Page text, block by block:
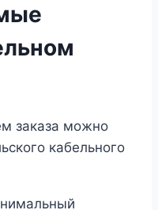
заказа можно
кабельного